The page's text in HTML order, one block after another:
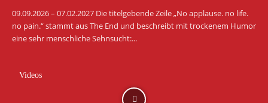
09.09.2026 – 07.02.2027 Die titelgebende Zeile „No applause. no life.
no pain.“ stammt aus The End und beschreibt mit trockenem Humor
eine sehr menschliche Sehnsucht:...
Videos